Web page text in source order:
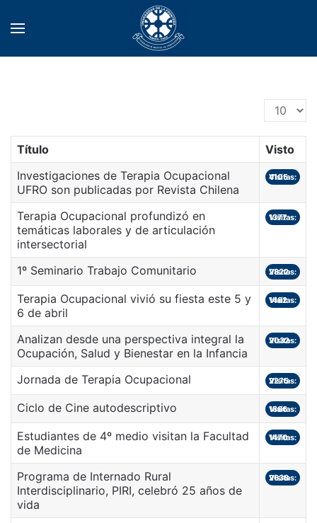
Título
Visto
Investigaciones de Terapia Ocupacional
UFRO son publicadas por Revista Chilena
Visitas: 4105
Terapia Ocupacional profundizó en
temáticas laborales y de articulación
intersectorial
Visitas: 1377
1º Seminario Trabajo Comunitario Visitas: 2822
Terapia Ocupacional vivió su fiesta este 5 y
6 de abril
Visitas: 1482
Analizan desde una perspectiva integral la
Ocupación, Salud y Bienestar en la Infancia
Visitas: 2032
Jornada de Terapia Ocupacional Visitas: 2275
Ciclo de Cine autodescriptivo Visitas: 1886
Estudiantes de 4º medio visitan la Facultad
de Medicina
Visitas: 1470
Programa de Internado Rural
Interdisciplinario, PIRI, celebró 25 años de
vida
Visitas: 2638